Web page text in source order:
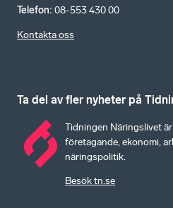
Telefon: 08-553 430 00
Kontakta oss
Ta del av fler nyheter på
Tidningen Näringslivet
företagande, ekonomi,
näringspolitik.
Besök tn.se